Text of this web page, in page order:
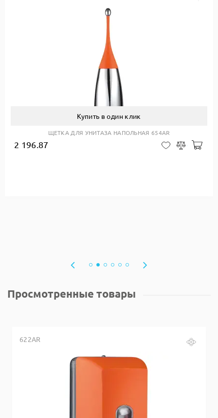
в корзину
Купить в один клик
ЩЕТКА ДЛЯ УНИТАЗА НАПОЛЬНАЯ 654AR
2 196.87 В закладки
Сравнить
Просмотренные товары
622AR